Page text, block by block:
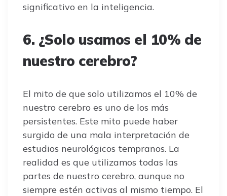
significativo en la inteligencia.
6. ¿Solo usamos el 10% de
nuestro cerebro?
El mito de que solo utilizamos el 10% de
nuestro cerebro es uno de los más
persistentes. Este mito puede haber
surgido de una mala interpretación de
estudios neurológicos tempranos. La
realidad es que utilizamos todas las
partes de nuestro cerebro, aunque no
siempre estén activas al mismo tiempo. El